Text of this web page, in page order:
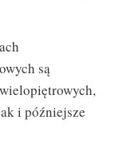
są
i późniejsze